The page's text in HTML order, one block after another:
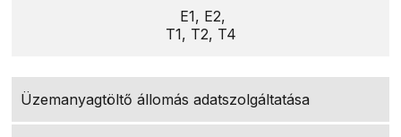
E1, E2,
T1, T2, T4
Üzemanyagtöltő állomás adatszolgáltatása